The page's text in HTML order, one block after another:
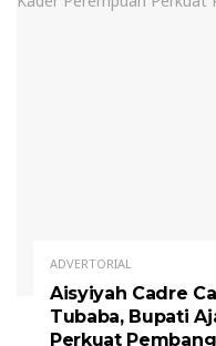
ADVERTORIAL
Aisyiyah Cadre
Tubaba, Bupati
Perkuat